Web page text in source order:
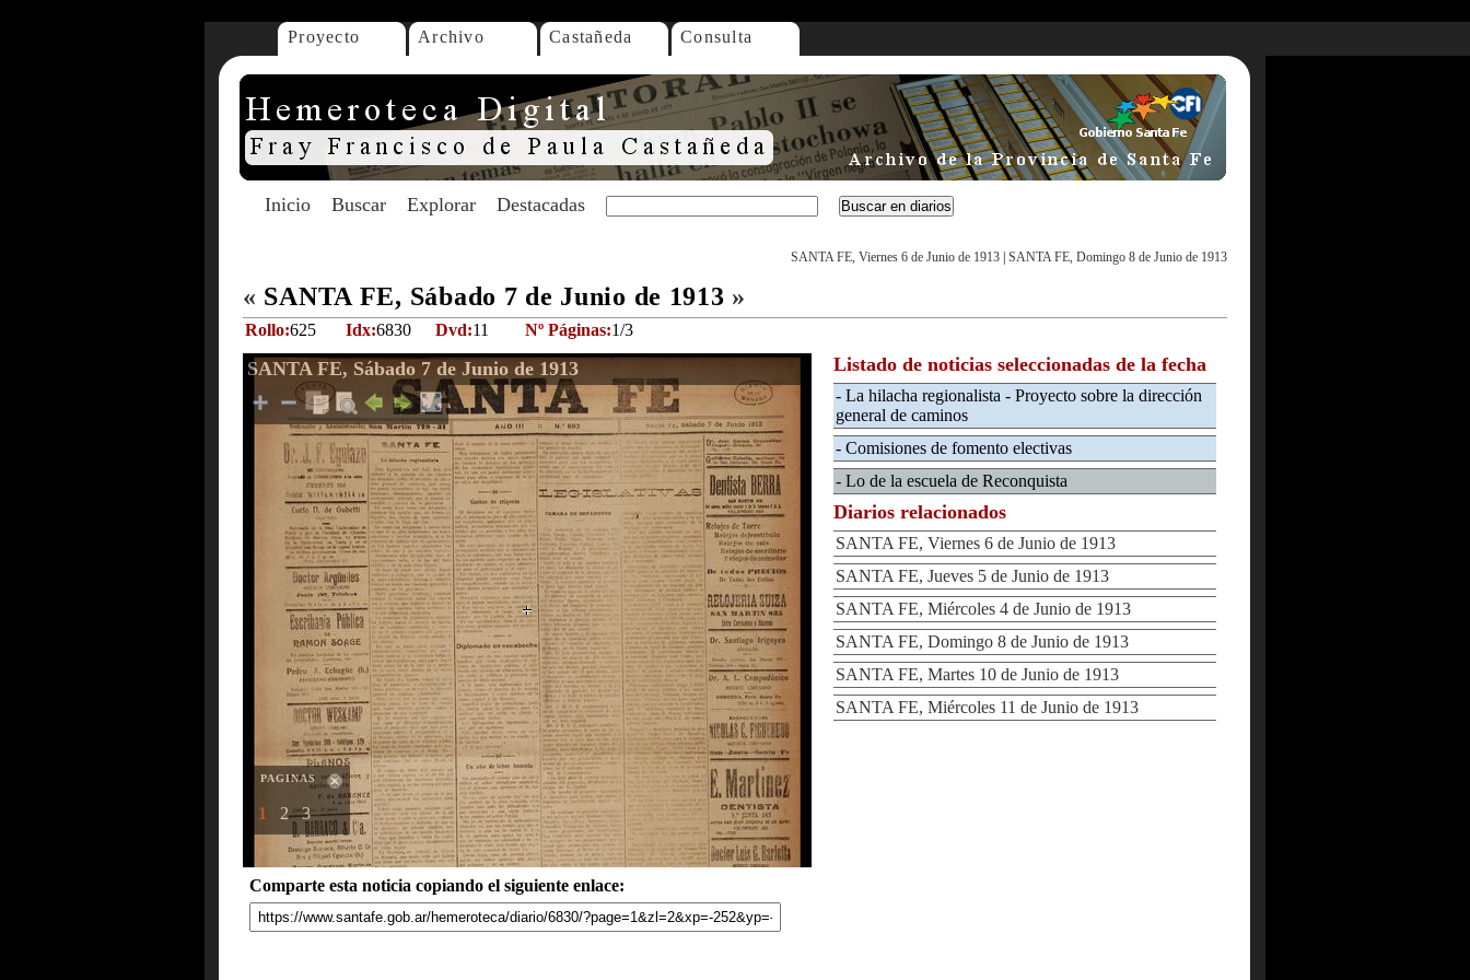
Proyecto Archivo Castañeda Consulta
Inicio Buscar Explorar Destacadas
SANTA FE, Viernes 6 de Junio de 1913 SANTA FE, Domingo 8 de Junio de 1913
« SANTA FE, Sábado 7 de Junio de 1913 »
Rollo:625 Idx:6830 Dvd:11 Nº Páginas:1/3
SANTA FE, Sábado 7 de Junio de 1913
PAGINAS
1 2 3
Comparte esta noticia copiando el siguiente enlace:
Listado de noticias seleccionadas de la fecha
- La hilacha regionalista - Proyecto sobre la dirección
general de caminos
- Comisiones de fomento electivas
- Lo de la escuela de Reconquista
Diarios relacionados
SANTA FE, Viernes 6 de Junio de 1913
SANTA FE, Jueves 5 de Junio de 1913
SANTA FE, Miércoles 4 de Junio de 1913
SANTA FE, Domingo 8 de Junio de 1913
SANTA FE, Martes 10 de Junio de 1913
SANTA FE, Miércoles 11 de Junio de 1913